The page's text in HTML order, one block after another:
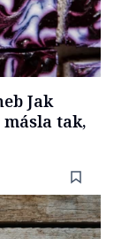
Jak
tak,